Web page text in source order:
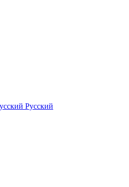
Русский